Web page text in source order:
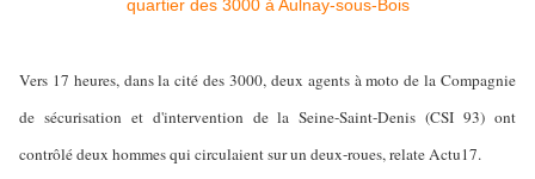
Vers 17 heures, dans la cité des 3000, deux agents à moto de la Compagnie
de sécurisation et d'intervention de la Seine-Saint-Denis (CSI 93) ont
contrôlé deux hommes qui circulaient sur un deux-roues, relate Actu17.